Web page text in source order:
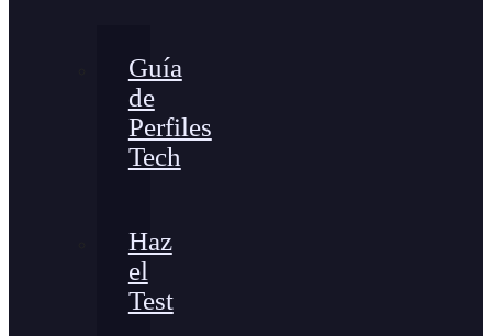
Guía
de
Perfiles
Tech
Haz
el
Test